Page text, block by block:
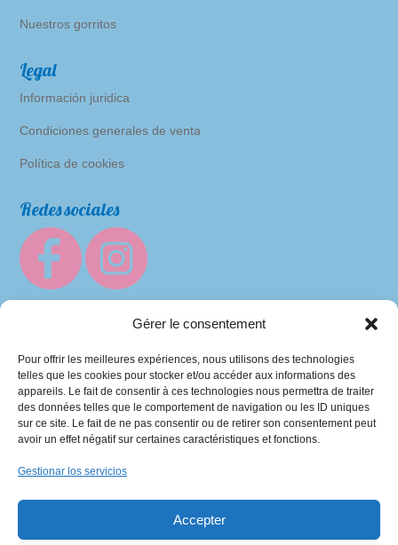
Gérer le consentement
Pour offrir les meilleures expériences, nous utilisons des technologies
telles que les cookies pour stocker et/ou accéder aux informations des
appareils. Le fait de consentir à ces technologies nous permettra de traiter
des données telles que le comportement de navigation ou les ID uniques
sur ce site. Le fait de ne pas consentir ou de retirer son consentement peut
avoir un effet négatif sur certaines caractéristiques et fonctions.
Gestionar los servicios
Accepter
Nuestros gorritos
Legal
Información juridica
Condiciones generales de venta
Política de cookies
Redes sociales
Baby’s Bonnette 2013-2026 | Integration